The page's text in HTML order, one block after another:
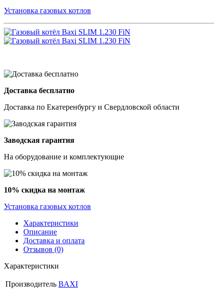
Установка газовых котлов
Доставка бесплатно
Доставка по Екатеренбургу и Свердловской области
Заводская гарантия
На оборудование и комплектующие
10% скидка на монтаж
Установка газовых котлов
Характеристики
Описание
Доставка и оплата
Отзывов (0)
Характеристики
Производитель BAXI